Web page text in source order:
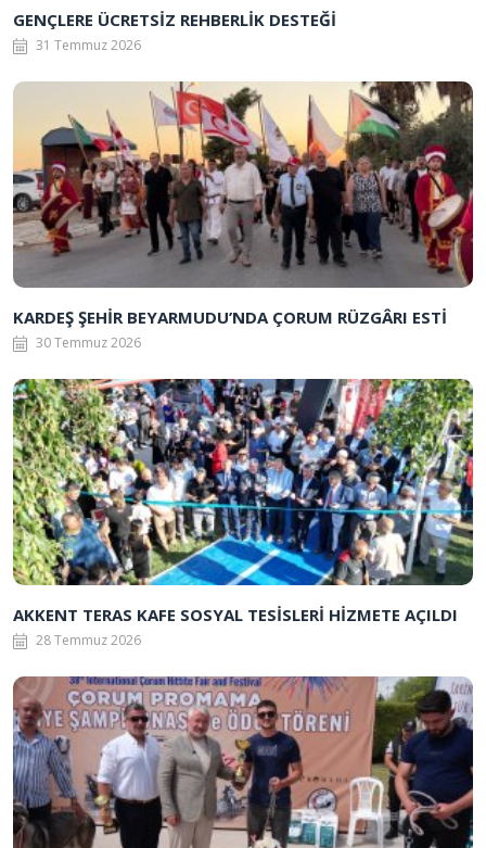
GENÇLERE ÜCRETSİZ REHBERLİK DESTEĞİ
31 Temmuz 2026
KARDEŞ ŞEHİR BEYARMUDU’NDA ÇORUM RÜZGÂRI ESTİ
30 Temmuz 2026
AKKENT TERAS KAFE SOSYAL TESİSLERİ HİZMETE AÇILDI
28 Temmuz 2026